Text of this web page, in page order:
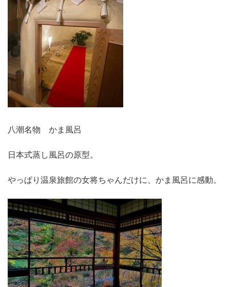
八潮名物 かま風呂
日本式蒸し風呂の原型。
やっぱり温泉旅館の女将ちゃんだけに、かま風呂に感動。